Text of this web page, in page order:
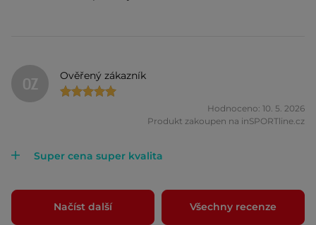
OZ Ověřený zákazník
Hodnoceno: 10. 5. 2026
Produkt zakoupen na inSPORTline.cz
Super cena super kvalita
Načíst další Všechny recenze